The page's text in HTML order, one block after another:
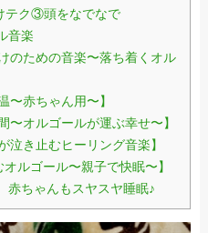
テク③頭をなでなで
音楽
のための音楽〜落ち着くオル
〜赤ちゃん用〜】
〜オルゴールが運ぶ幸せ〜】
き止むヒーリング音楽】
ルゴール〜親子で快眠〜】
赤ちゃんもスヤスヤ睡眠♪